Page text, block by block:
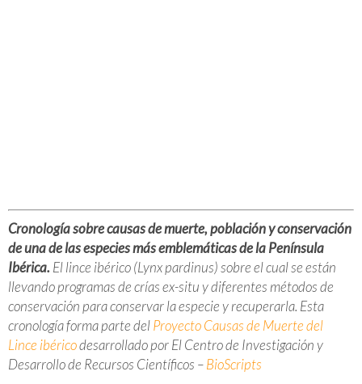
Cronología sobre causas de muerte, población y conservación
de una de las especies más emblemáticas de la Península
Ibérica.El lince ibérico (Lynx pardinus) sobre el cual se están
llevando programas de críasex-situy diferentes métodos de
conservación para conservar la especie y recuperarla. Esta
cronología forma parte delProyecto Causas de Muerte del
Lince ibéricodesarrollado por El Centro de Investigación y
Desarrollo de Recursos Científicos –BioScripts